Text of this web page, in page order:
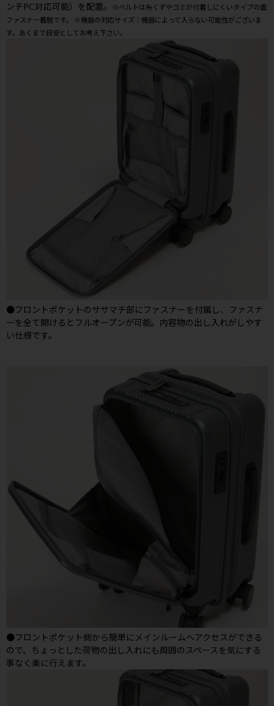
ンチPC対応可能）を配置。
※ベルトは糸くずやゴミが付着しにくいタイプの面
ファスナー着脱です。 ※機器の対応サイズ：機器によって入らない可能性がございま
す。あくまで目安としてお考え下さい。
●フロントポケットのササマチ部にファスナーを付属し、ファスナ
ーを全て開けるとフルオープンが可能。内容物の出し入れがしやす
い仕様です。
●フロントポケット側から簡単にメインルームへアクセスができる
ので、ちょっとした荷物の出し入れにも周囲のスペースを気にする
事なく楽に行えます。